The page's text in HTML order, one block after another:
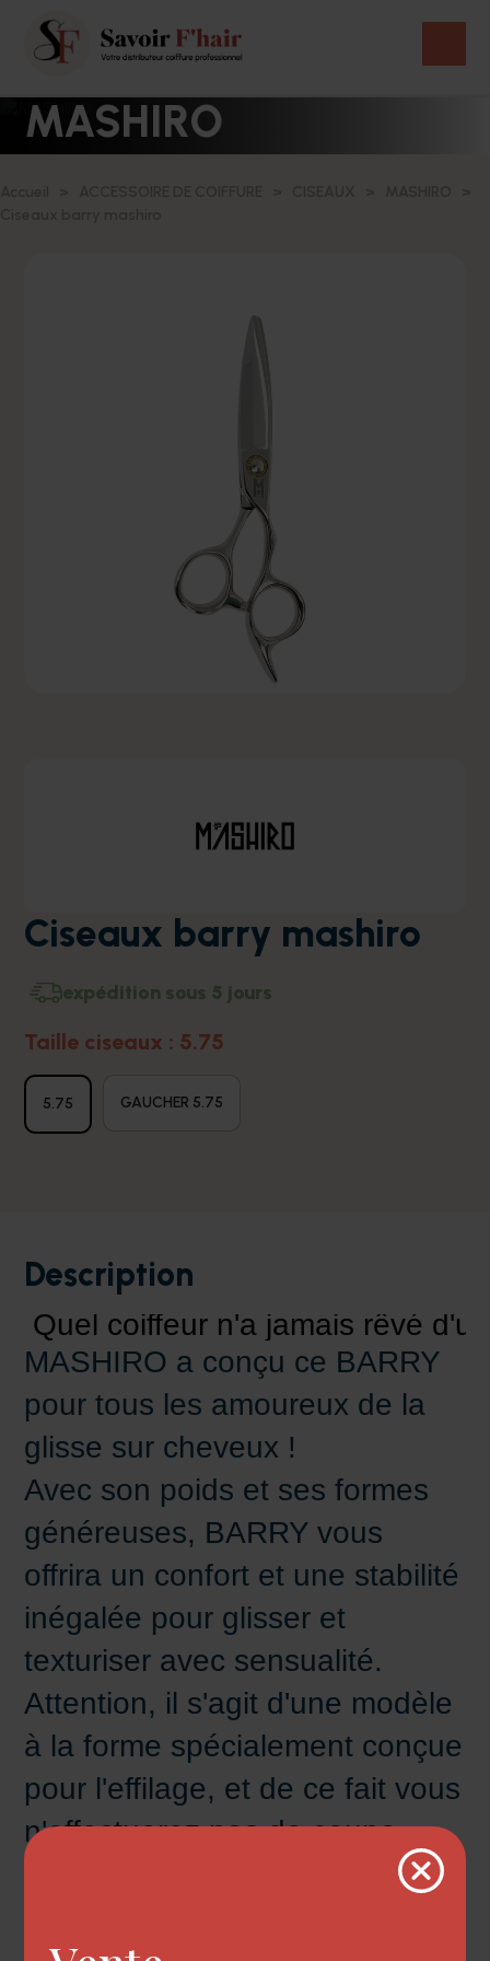
MASHIRO
Ciseaux barry mashiro
expédition sous 5 jours
Taille ciseaux : 5.75
5.75 GAUCHER 5.75
Description
Quel coiffeur n'a jamais rêvé
MASHIRO a conçu ce BARRY
pour tous les amoureux de la
glisse sur cheveux !
Avec son poids et ses formes
généreuses, BARRY vous
offrira un confort et une stabilité
inégalée pour glisser et
texturiser avec sensualité.
Attention, il s'agit d'une modèle
à la forme spécialement conçue
pour l'effilage, et de ce fait vous
n'effectuerez pas de coupe
droite / pleine avec le BARRY :